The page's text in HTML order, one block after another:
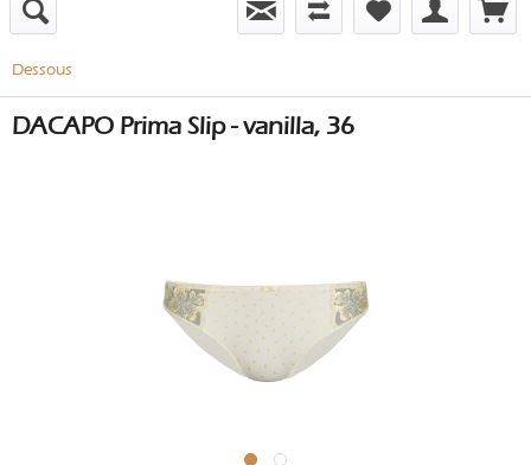
Dessous
DACAPO Prima Slip - vanilla, 36